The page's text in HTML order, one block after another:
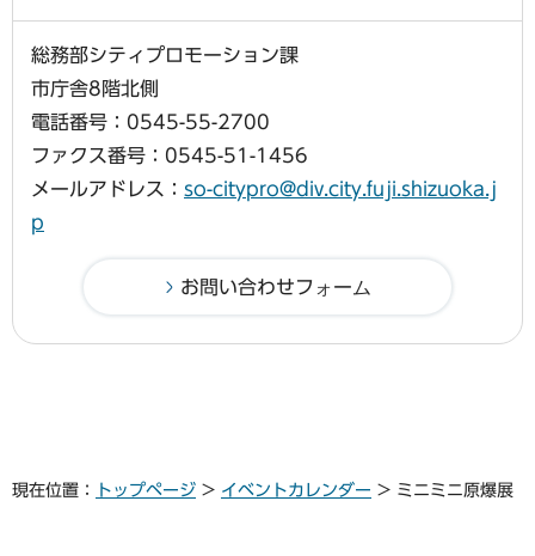
総務部シティプロモーション課
市庁舎8階北側
電話番号：0545-55-2700
ファクス番号：0545-51-1456
メールアドレス： so-citypro@div.city.fuji.shizuoka.j
p
現在位置： トップページ > イベントカレンダー > ミニミニ原爆展